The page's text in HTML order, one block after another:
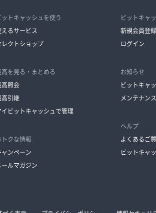
ットキャッシュを使う
えるサービス
レクトショップ
高を見る・まとめる
高照会
高引継
イビットキャッシュで管理
トクな情報
ャンペーン
ールマガジン
ビットキャ
新規会員登録
ログイン
お知らせ
ビットキャ
メンテナン
ヘルプ
よくあるご
ビットキャ